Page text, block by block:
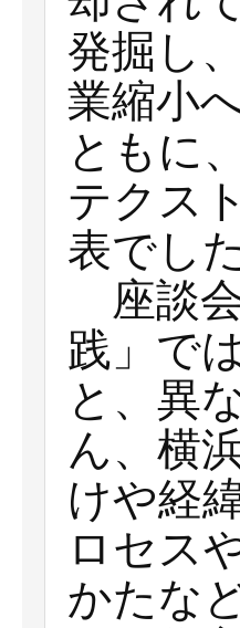
発掘し
業縮小
ともに
テクス
表でした
座談
践」で
と、異
ん、横
けや経
ロセス
かたな